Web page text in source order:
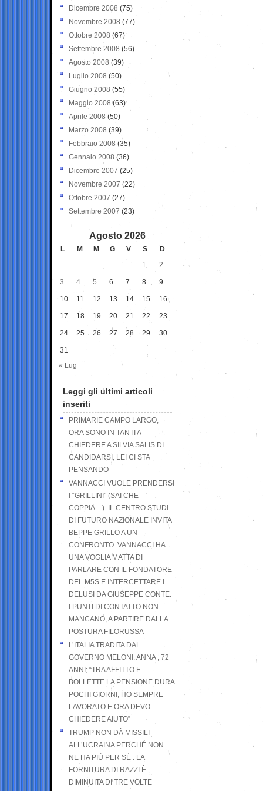
Dicembre 2008 (75)
Novembre 2008 (77)
Ottobre 2008 (67)
Settembre 2008 (56)
Agosto 2008 (39)
Luglio 2008 (50)
Giugno 2008 (55)
Maggio 2008(63)
Aprile 2008 (50)
Marzo 2008 (39)
Febbraio 2008 (35)
Gennaio 2008 (36)
Dicembre 2007 (25)
Novembre 2007 (22)
Ottobre 2007 (27)
Settembre 2007 (23)
Agosto 2026
L M M G V S
D
1
2
3 4 5 6 7 8 9
10 11 12 13 14 15 16
17 18 19 20 21 22 23
24 25 26 27 28 29 30
31
« Lug
Leggi gli ultimi articoli
inseriti
PRIMARIE CAMPO LARGO,
ORA SONO IN TANTI A
CHIEDERE A SILVIA SALIS DI
CANDIDARSI: LEI CI STA
PENSANDO
VANNACCI VUOLE PRENDERSI
I “GRILLINI” (SAI CHE
COPPIA…). IL CENTRO STUDI
DI FUTURO NAZIONALE INVITA
BEPPE GRILLO A UN
CONFRONTO. VANNACCI HA
UNA VOGLIA MATTA DI
PARLARE CON IL FONDATORE
DEL M5S E INTERCETTARE I
DELUSI DA GIUSEPPE CONTE.
I PUNTI DI CONTATTO NON
MANCANO, A PARTIRE DALLA
POSTURA FILORUSSA
L’ITALIA TRADITA DAL
GOVERNO MELONI. ANNA , 72
ANNI; “TRA AFFITTO E
BOLLETTE LA PENSIONE DURA
POCHI GIORNI, HO SEMPRE
LAVORATO E ORA DEVO
CHIEDERE AIUTO”
TRUMP NON DÀ MISSILI
ALL’UCRAINA PERCHÉ NON
NE HA PIÙ PER SÉ : LA
FORNITURA DI RAZZI È
DIMINUITA DI TRE VOLTE